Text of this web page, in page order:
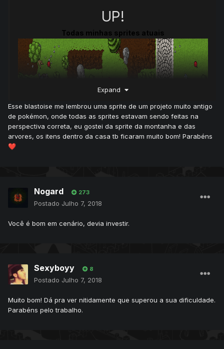
UP!
Todas minhas sprites atuais
Expand
Esse blastoise me lembrou uma sprite de um projeto muito antigo
de pokémon, onde todas as sprites estavam sendo feitas na
perspectiva correta, eu gostei da sprite da montanha e das
arvores, os itens dentro da casa tb ficaram muito bom! Parabéns
❤️
Nogard 273
Postado Julho 7, 2018
Você é bom em cenário, devia investir.
Sexyboyy 8
Postado Julho 7, 2018
Muito bom! Dá pra ver nitidamente que superou a sua dificuldade.
Parabéns pelo trabalho.